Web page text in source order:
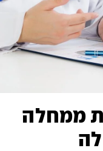
ממחלה